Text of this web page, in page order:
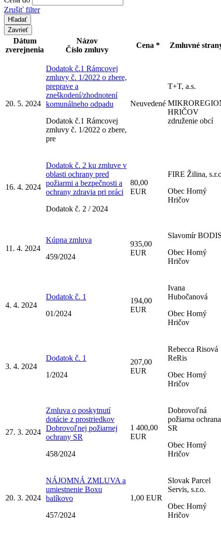
Zrušiť filter
Zavrieť
Dátum
zverejnenia
Názov
Číslo zmluvy
Cena * Zmluvné
20. 5. 2024
Dodatok č.1 Rámcovej
zmluvy č. 1/2022 o zbere,
preprave a
zneškodení/zhodnotení
komunálneho odpadu
Dodatok č.1 Rámcovej
zmluvy č. 1/2022 o zbere,
pre
Neuvedené
T+T, a.s.
HRIČOV
združenie obcí
16. 4. 2024
Dodatok č. 2 ku zmluve v
oblasti ochrany pred
požiarmi a bezpečnosti a
ochrany zdravia pri práci
Dodatok č. 2 / 2024
80,00
EUR
FIRE Žilina,
Obec Horný
Hričov
11. 4. 2024
Kúpna zmluva
459/2024
935,00
EUR
Slavomír
Obec Horný
Hričov
4. 4. 2024
Dodatok č. 1
01/2024
194,00
EUR
Ivana
Hubočanová
Obec Horný
Hričov
3. 4. 2024
Dodatok č. 1
1/2024
207,00
EUR
Rebecca Risová
ReRis
Obec Horný
Hričov
27. 3. 2024
Zmluva o poskytnutí
dotácie z prostriedkov
Dobrovoľnej požiarnej
ochrany SR
458/2024
1 400,00
EUR
Dobrovoľná
požiarna ochrana
SR
Obec Horný
Hričov
20. 3. 2024
NÁJOMNÁ ZMLUVA a
umiestnenie Boxu
balíkovo
457/2024
1,00 EUR
Slovak Parcel
Servis, s.r.o.
Obec Horný
Hričov